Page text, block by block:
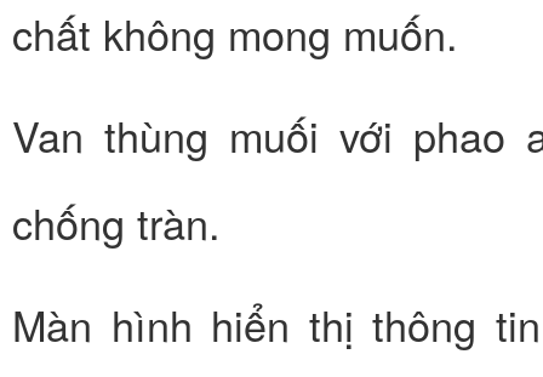
chất không mong muốn.
Van thùng muối với phao
chống tràn.
Màn hình hiển thị thông